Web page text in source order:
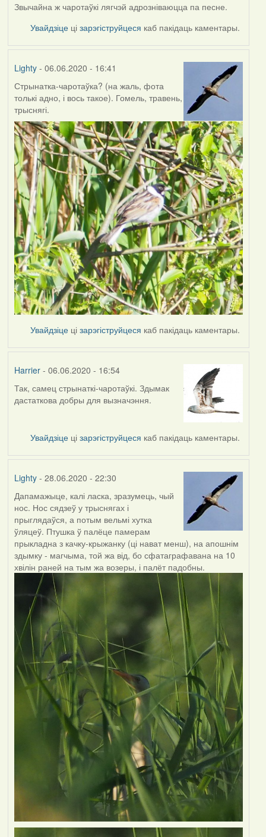
Звычайна ж чаротаўкі лягчэй адрозніваюцца па песне.
Увайдзіце цізарэгіструйцеся каб пакідаць каментары.
Lighty- 06.06.2020 - 16:41
Стрынатка-чаротаўка? (на жаль, фота
толькі адно, і вось такое). Гомель, травень,
трыснягі.
Увайдзіце цізарэгіструйцеся каб пакідаць каментары.
Harrier- 06.06.2020 - 16:54
In
reply
Lighty
Так, самец стрынаткі-чаротаўкі. Здымак
дастаткова добры для вызначэння.
Увайдзіце цізарэгіструйцеся каб пакідаць каментары.
Lighty- 28.06.2020 - 22:30
Дапамажыце, калі ласка, зразумець, чый
нос. Нос сядзеў у трыснягах і
прыглядаўся, а потым вельмі хутка
ўляцеў. Птушка ў палёце памерам
прыкладна з качку-крыжанку (ці нават менш), на апошнім
здымку - магчыма, той жа від, бо сфатаграфавана на 10
хвілін раней на тым жа возеры, і палёт падобны.